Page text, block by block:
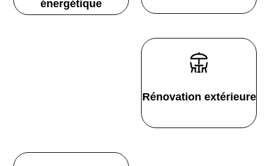
énergétique
Rénovation extérieure